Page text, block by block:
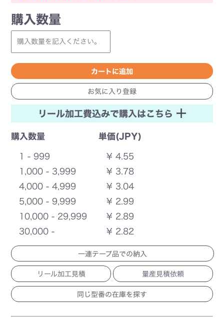
購入数量
リール加工費込みで購入はこちら
購入数量 単価(JPY)
1 - 999
¥ 4.55
1,000 - 3,999
¥ 3.78
4,000 - 4,999
¥ 3.04
5,000 - 9,999
¥ 2.99
10,000 - 29,999
¥ 2.89
30,000 -
¥ 2.82
一連テープ品での納入
リール加工見積 量産見積依頼